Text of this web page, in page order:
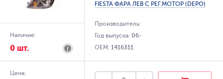
Наличие:
0 шт.
FIESTA ФАРА ЛЕВ С РЕГ.МОТОР (DEPO)
Производитель:
Год выпуска:06-
OEM:1416311
Цена: